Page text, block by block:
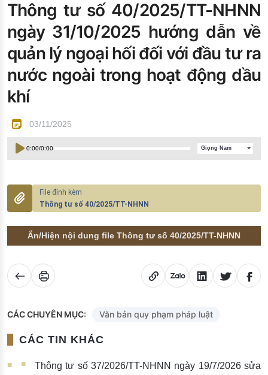
Đào tạo ISO
Thông tư số 40/2025/TT-NHNN
ngày 31/10/2025 hướng dẫn về
quản lý ngoại hối đối với đầu tư ra
nước ngoài trong hoạt động dầu
khí
03/11/2025
0:00/0:00 Giọng Nam
Thông tư số 40/2025/TT-NHNN
Ẩn/Hiện nội dung file Thông tư số 40/2025/TT-NHNN
CÁC CHUYÊN MỤC: Văn bản quy phạm pháp luật
CÁC TIN KHÁC
Thông tư số 37/2026/TT-NHNN ngày 19/7/2026 sửa